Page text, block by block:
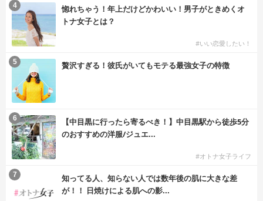
惚れちゃう！年上だけどかわいい！男子がときめくオ
トナ女子とは？
#いい恋愛したい！
4
贅沢すぎる！彼氏がいてもモテる最強女子の特徴
5
【中目黒に行ったら寄るべき！】中目黒駅から徒歩5分
のおすすめの洋服/ジュエ...
#オトナ女子ライフ
6
知ってる人、知らない人では数年後の肌に大きな差
が！！ 日焼けによる肌への影...
7